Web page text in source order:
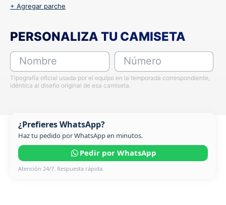
+ Agregar parche
PERSONALIZA TU CAMISETA
Nombre Número
Tipografía oficial usada por el equipo en la temporada correspondiente,
idéntica al diseño original de esa camiseta.
¿Prefieres WhatsApp?
Haz tu pedido por WhatsApp en minutos.
Pedir por WhatsApp
Atención 24/7. Respuesta rápida.